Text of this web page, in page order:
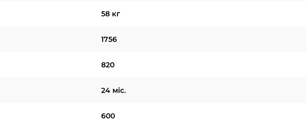
58 кг
1756
820
24 міс.
600